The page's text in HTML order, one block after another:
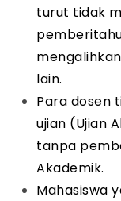
turut tidak
lain.
Para dosen
ujian (Ujian
tanpa
Akademik.
Mahasiswa